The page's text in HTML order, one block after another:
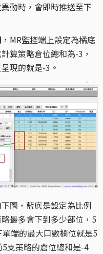
動時，會即時推送至下
，MR監控端上設定為橘底
算策略倉位總和為-3，
現的就是-3。
圖，藍底是設定為比例
最多會下到多少部位，5
端的最大口數欄位就是5
支策略的倉位總和是-4